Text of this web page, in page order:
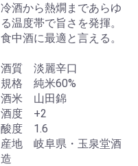
剛烈富永酒造
橘倉酒造
八重泉酒造
比嘉酒造
咲元酒造
識名酒造
瑞泉酒造
菊之露酒造
久米仙の久米島
沖縄県酒造協同組合
町田酒造
奄美酒類
西平酒造
弥生焼酎醸造所
奄美大島開運酒造
喜界島酒造
新納酒造
朝日酒造
奄美大島酒造
富田酒造場
喜多屋酒造
麻原酒造
窓乃梅酒造
本坊酒造
池亀酒造
六調子酒造
松の泉醸造
天草酒造
大石酒造
八海山醸造
菊姫酒造
泥亀社中
三和酒類
光酒造
二階堂酒造
天草酒造
若潮酒造
小正醸造
八丈興発
渡邊酒造
国分酒造
本坊酒造
柳田酒造
西酒造
八鹿酒造
福田酒造
喜多屋酒造
濱田酒造
喜多屋酒造
泥亀社中
八丈興発
古澤醸造
宮田本店
田村合名会社
八鹿酒造
三岳酒造
神川酒造
井上酒造
大口酒造
松露酒造
太久保酒造
霧島町蒸留所
霧島酒造
佐多宗二商店
本坊酒造
若潮酒造
小正醸造
渡邊酒造
八千代伝酒造
京屋酒造
鹿児島酒造
天草酒造
国分酒造
西酒造
小牧醸造
冷酒から熱燗まであらゆ
る温度帯で旨さを発揮。
食中酒に最適と言える。
酒質 淡麗辛口
規格 純米60%
酒米 山田錦
酒度 +2
酸度 1.6
産地 岐阜県・玉泉堂酒
造